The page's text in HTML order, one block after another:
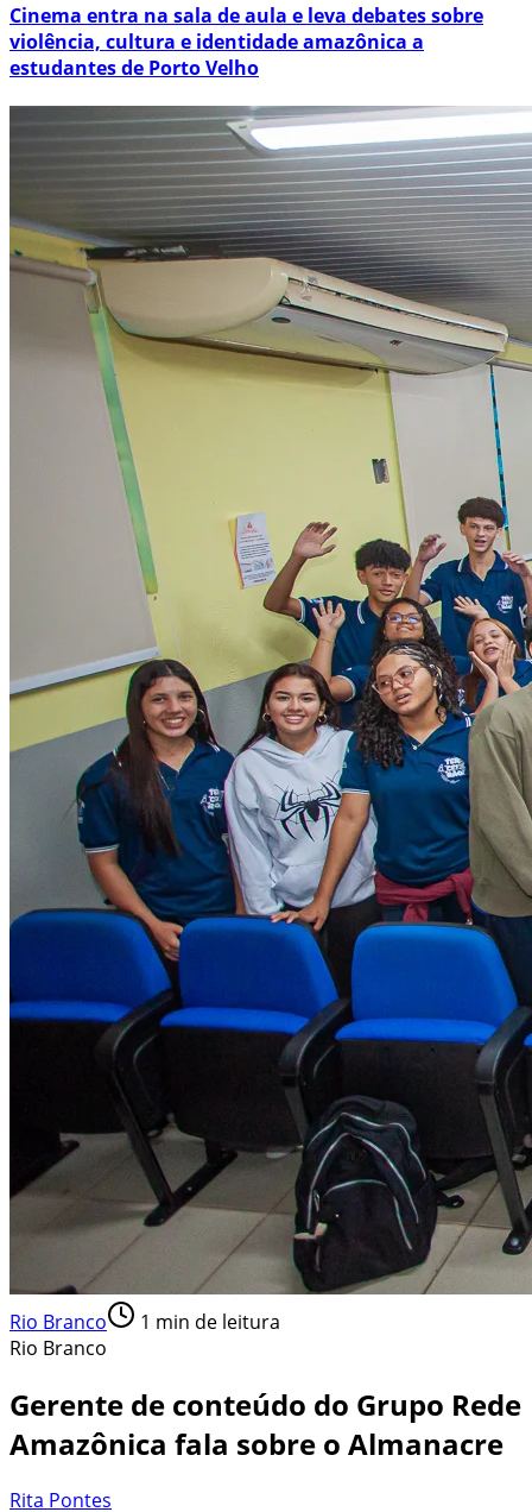
Cinema entra na sala de aula e leva debates sobre
violência, cultura e identidade amazônica a
estudantes de Porto Velho
Rio Branco 1 min de leitura
Rio Branco
Gerente de conteúdo do Grupo Rede
Amazônica fala sobre o Almanacre
Rita Pontes